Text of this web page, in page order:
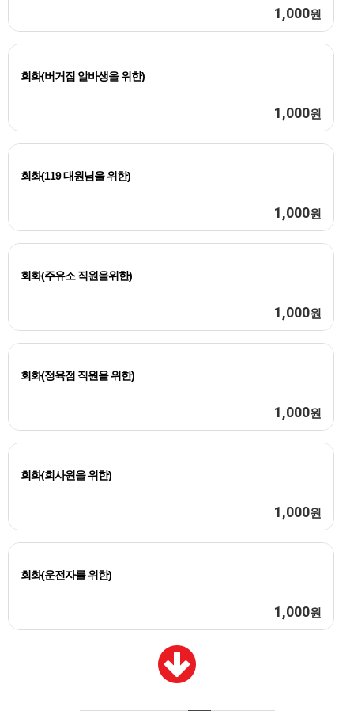
1,000원
회화(버거집 알바생을 위한)
1,000원
회화(119 대원님을 위한)
1,000원
회화(주유소 직원을위한)
1,000원
회화(정육점 직원을 위한)
1,000원
회화(회사원을 위한)
1,000원
회화(운전자를 위한)
1,000원